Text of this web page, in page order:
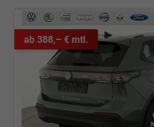
ab 388,– € mtl.